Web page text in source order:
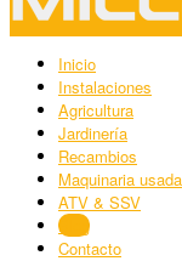
Inicio
Instalaciones
Agricultura
Jardinería
Recambios
Maquinaria usada
ATV & SSV
Blog
Contacto